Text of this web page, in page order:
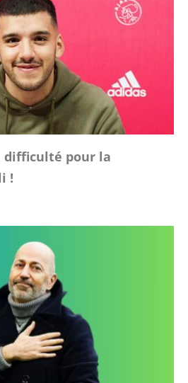
difficulté pour la
!